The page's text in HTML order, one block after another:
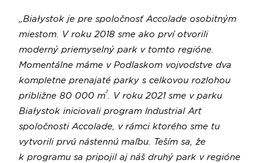
„Białystok je pre spoločnosť Accolade osobitným
miestom. V roku 2018 sme ako prví otvorili
moderný priemyselný park v tomto regióne.
Momentálne máme v Podlaskom vojvodstve dva
kompletne prenajaté parky s celkovou rozlohou
približne 80 000 m2
. V roku 2021 sme v parku
Białystok iniciovali program Industrial Art
spoločnosti Accolade, v rámci ktorého sme tu
vytvorili prvú nástennú maľbu. Teším sa, že
k programu sa pripojil aj náš druhý park v regióne